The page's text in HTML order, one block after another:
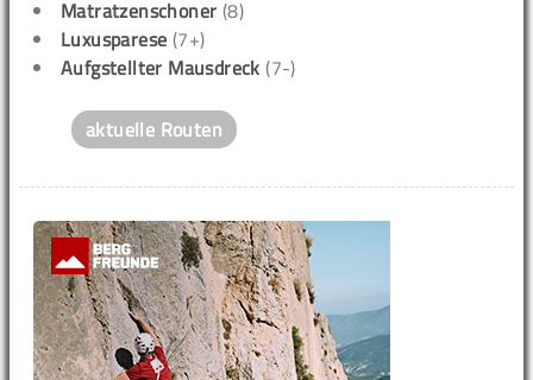
Matratzenschoner (8)
Luxusparese (7+)
Aufgstellter Mausdreck (7-)
aktuelle Routen